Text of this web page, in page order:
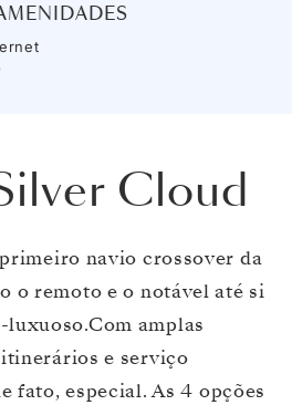
Cloud
navio crossover da
o remoto e o notável até si
amplas
e serviço
fato, especial. As 4 opções